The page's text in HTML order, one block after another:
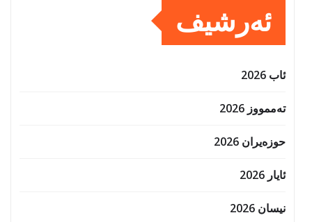
ئەرشیف
ئاب 2026
تەممووز 2026
حوزه‌یران 2026
ئایار 2026
نیسان 2026